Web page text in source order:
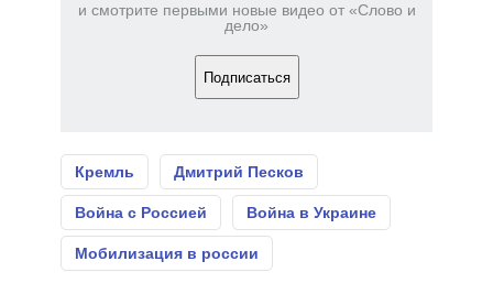
и смотрите первыми новые видео от «Слово и
дело»
Подписаться
Кремль Дмитрий Песков
Война с Россией Война в Украине
Мобилизация в россии